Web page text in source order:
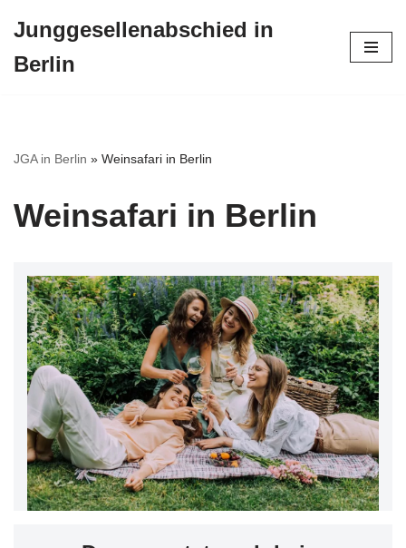
Inhalt
Junggesellenabschied in
Berlin
JGA in Berlin » Weinsafari in Berlin
Weinsafari in Berlin